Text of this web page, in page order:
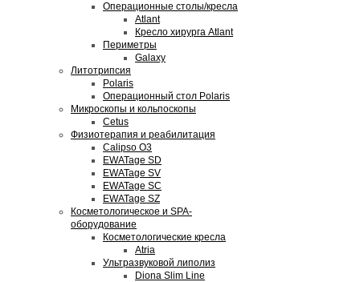
Операционные столы/кресла
Atlant
Кресло хирурга Atlant
Периметры
Galaxy
Литотрипсия
Polaris
Операционный стол Polaris
Микроскопы и кольпоскопы
Cetus
Физиотерапия и реабилитация
Calipso O3
EWATage SD
EWATage SV
EWATage SC
EWATage SZ
Косметологическое и SPA-
оборудование
Косметологические кресла
Atria
Ультразвуковой липолиз
Diona Slim Line